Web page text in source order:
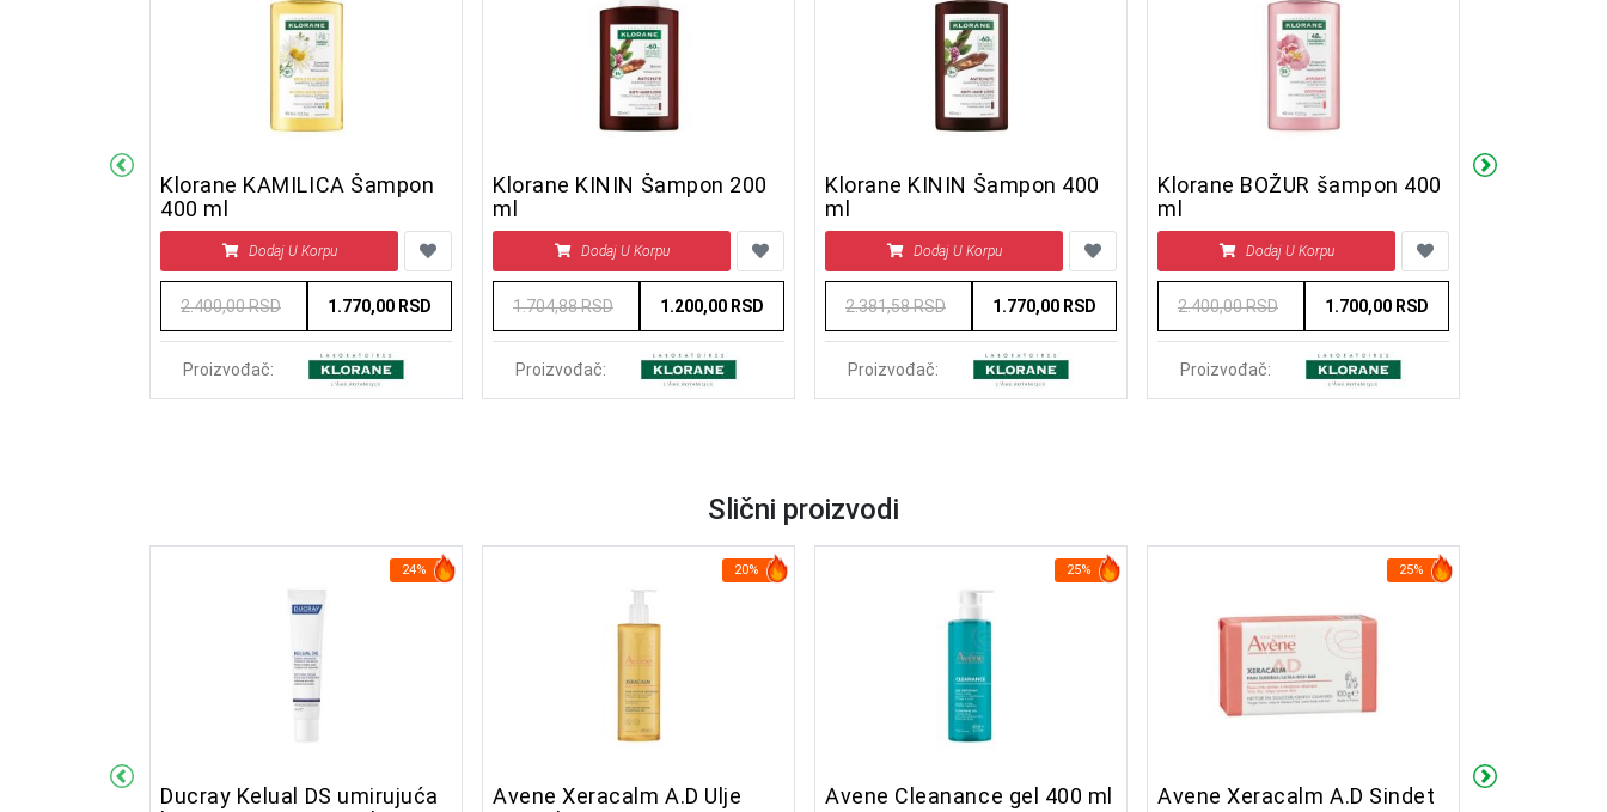
Klorane KAMILICA Šampon
400 ml
Dodaj U Korpu
2.400,00 RSD 1.770,00 RSD
Proizvođač:
Klorane KININ Šampon 200
ml
Dodaj U Korpu
1.704,88 RSD 1.200,00 RSD
Proizvođač:
Klorane KININ Šampon 400
ml
Dodaj U Korpu
2.381,58 RSD 1.770,00 RSD
Proizvođač:
Klorane BOŽUR šampon 400
ml
Dodaj U Korpu
2.400,00 RSD 1.700,00 RSD
Proizvođač:
Slični proizvodi
24%
Ducray Kelual DS umirujuća
20%
Avene Xeracalm A.D Ulje
25%
Avene Cleanance gel 400 ml
25%
Avene Xeracalm A.D Sindet
Avene